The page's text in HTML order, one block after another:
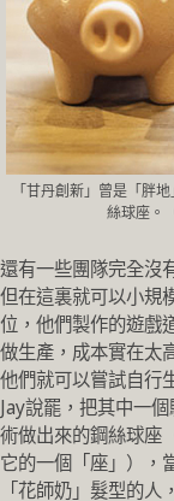
「甘丹創新」曾是「胖
絲球座。
還有一些團隊完全沒
但在這裏就可以小規
位，他們製作的遊戲
做生產，成本實在太
他們就可以嘗試自行
Jay說罷，把其中一
術做出來的鋼絲球座
它的一個「座」），
「花師奶」髮型的